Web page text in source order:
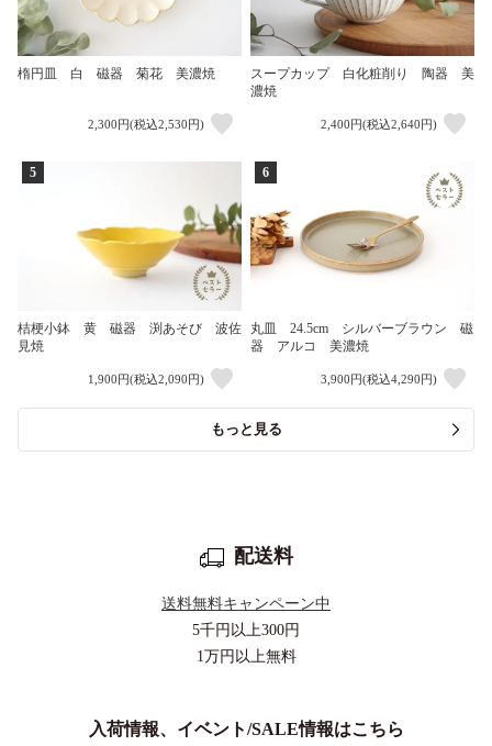
楕円皿 白 磁器 菊花 美濃焼
2,300円(税込2,530円)
スープカップ 白化粧削り 陶器 美
濃焼
2,400円(税込2,640円)
5
桔梗小鉢 黄 磁器 渕あそび 波佐
見焼
1,900円(税込2,090円)
6
丸皿 24.5cm シルバーブラウン 磁
器 アルコ 美濃焼
3,900円(税込4,290円)
もっと見る
配送料
送料無料キャンペーン中
5千円以上300円
1万円以上無料
入荷情報、イベント/SALE情報はこちら